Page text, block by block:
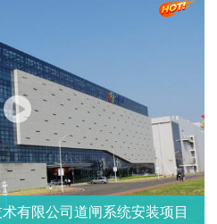
门禁案例
有限公司道闸系统安装项目